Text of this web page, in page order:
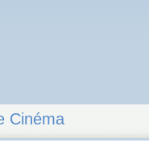
Cinéma